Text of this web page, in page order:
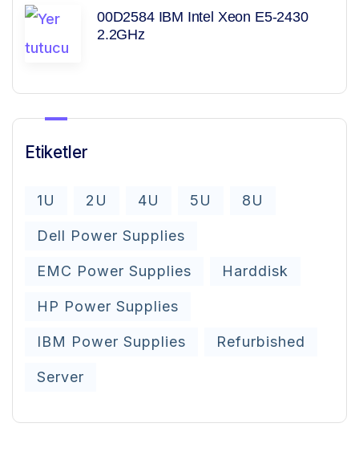
00D2584 IBM Intel Xeon E5-2430
2.2GHz
Etiketler
1U 2U 4U 5U 8U
Dell Power Supplies
EMC Power Supplies Harddisk
HP Power Supplies
IBM Power Supplies Refurbished
Server